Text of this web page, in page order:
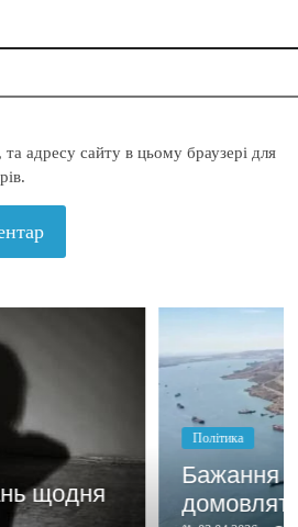
адресу сайту в цьому браузері для
мотивує